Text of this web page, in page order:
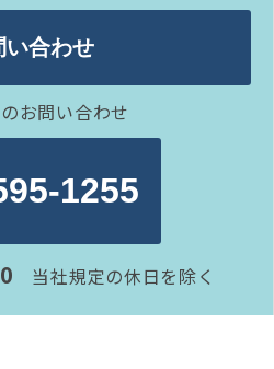
い合わせ
お問い合わせ
1255
当社規定の休日を除く